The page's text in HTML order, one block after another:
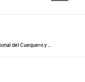
del Cuequero y ...